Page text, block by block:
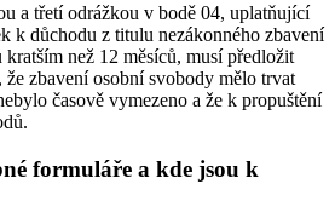
a třetí odrážkou v bodě 04, uplatňující
k důchodu z titulu nezákonného zbavení
než 12 měsíců, musí předložit
zbavení osobní svobody mělo trvat
časově vymezeno a že k propuštění
formuláře a kde jsou k